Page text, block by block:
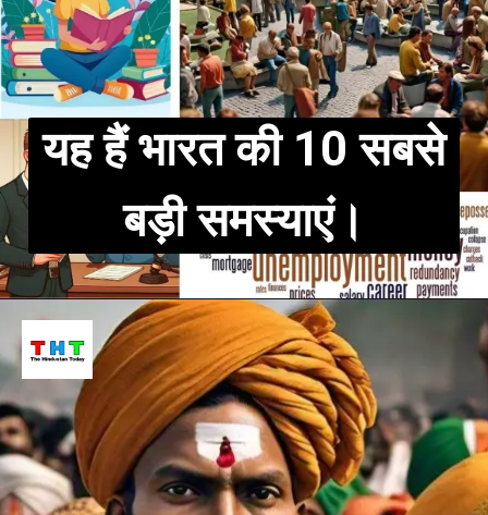
यह हैं भारत की 10 सबसे
बड़ी समस्याएं।